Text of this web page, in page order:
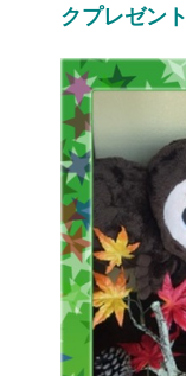
クプレゼント